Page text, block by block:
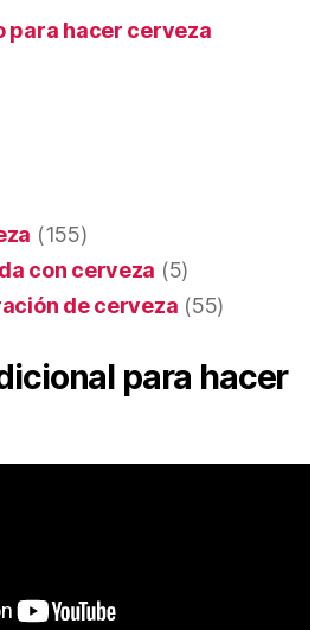
para hacer cerveza
(155)
con cerveza (5)
de cerveza (55)
para hacer